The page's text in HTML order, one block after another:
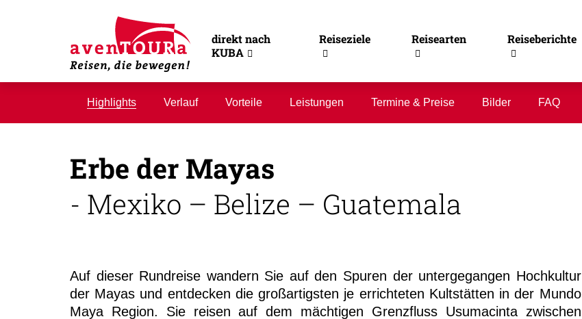
direkt nach
KUBA
Reiseziele Reisearten Reiseberichte
Highlights Verlauf Vorteile Leistungen Termine & Preise Bilder FAQ
Erbe der Mayas
- Mexiko – Belize – Guatemala
Auf dieser Rundreise wandern Sie auf den Spuren der untergegangen Hochkultur
der Mayas und entdecken die großartigsten je errichteten Kultstätten in der Mundo
Maya Region. Sie reisen auf dem mächtigen Grenzfluss Usumacinta zwischen